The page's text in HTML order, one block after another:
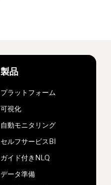
製品
プラットフォーム
可視化
自動モニタリング
セルフサービスBI
ガイド付きNLQ
データ準備